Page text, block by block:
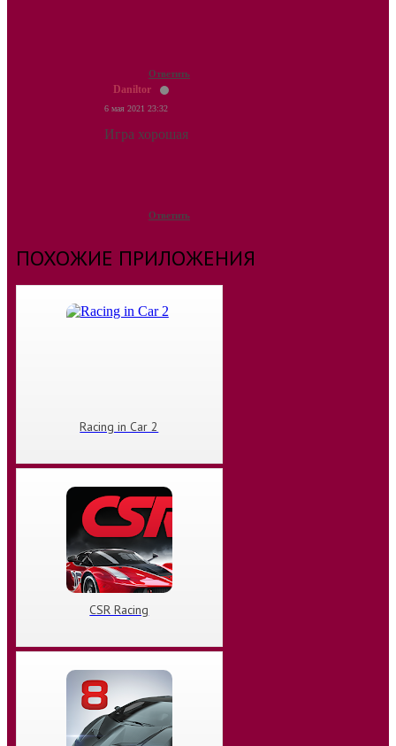
Ответить
Daniltor
6 мая 2021 23:32
Игра хорошая
Ответить
ПОХОЖИЕ ПРИЛОЖЕНИЯ
Racing in Car 2
CSR Racing